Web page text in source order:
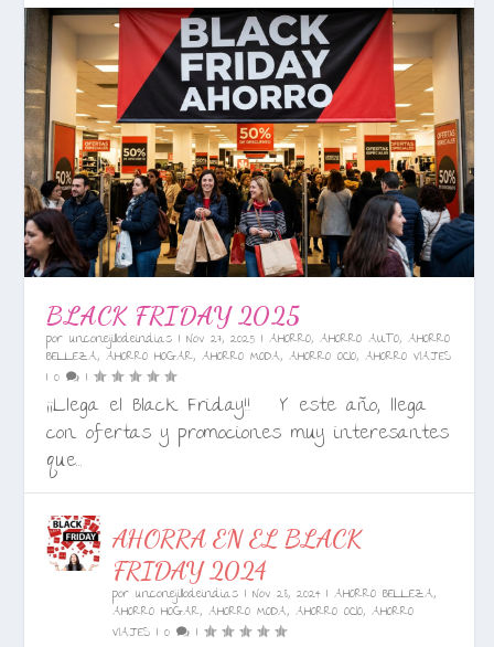
BLACK FRIDAY 2025
porunconejillodeindias |Nov 27, 2025 |AHORRO,AHORRO AUTO,AHORRO
BELLEZA,AHORRO HOGAR,AHORRO MODA,AHORRO OCIO,AHORRO VIAJES
|0 |
¡¡Llega el Black Friday!! Y este año, llega
con ofertas y promociones muy interesantes
que...
AHORRA EN EL BLACK
FRIDAY 2024
porunconejillodeindias |Nov 28, 2024 |AHORRO BELLEZA,
AHORRO HOGAR,AHORRO MODA,AHORRO OCIO,AHORRO
VIAJES |0 |